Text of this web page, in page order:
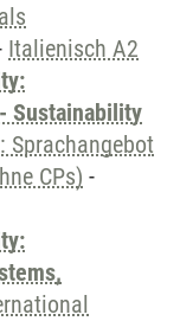
Italienisch A2
Sustainability
Sprachangebot
CPs) -